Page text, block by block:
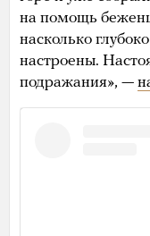
на помощь
насколько
настроены.
подражания», —